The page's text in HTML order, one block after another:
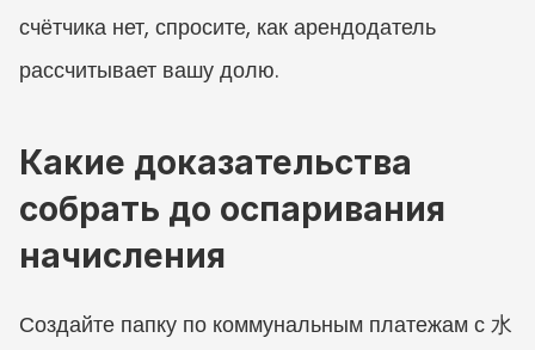
счётчика нет, спросите, как арендодатель
рассчитывает вашу долю.
Какие доказательства
собрать до оспаривания
начисления
Создайте папку по коммунальным платежам с 水